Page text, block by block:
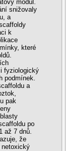
modul.
snižovaly
a
k
které
fyziologický
podmínek.
a
pak
po
až 7 dnů.
že
netoxický